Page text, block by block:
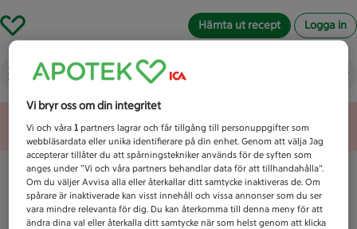
Hämta ut recept Logga in
Vad letar du efter idag?
Unknown error
Vi bryr oss om din integritet
Vi och våra1 partners lagrar och får tillgång till personuppgifter som
webbläsardata eller unika identifierare på din enhet. Genom att välja Jag
accepterar tillåter du att spårningstekniker används för de syften som
anges under ”Vi och våra partners behandlar data för att tillhandahålla”.
Om du väljer Avvisa alla eller återkallar ditt samtycke inaktiveras de. Om
spårare är inaktiverade kan visst innehåll och vissa annonser som du ser
vara mindre relevanta för dig. Du kan återkomma till denna meny för att
ändra dina val eller återkalla ditt samtycke när som helst genom att klicka